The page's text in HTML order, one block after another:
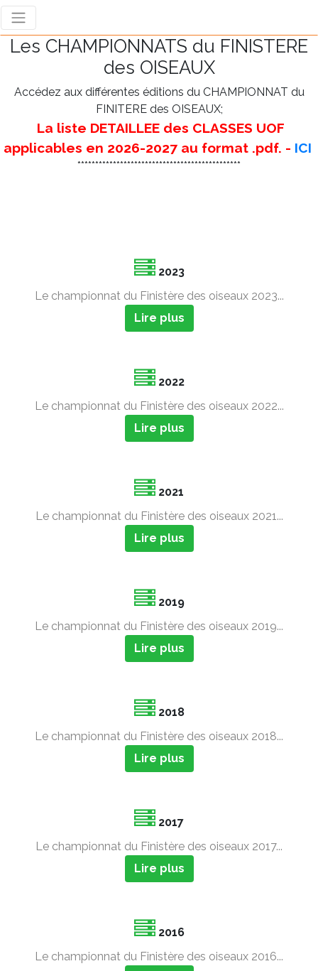
Les CHAMPIONNATS du FINISTERE
des OISEAUX
Accédez aux différentes éditions du CHAMPIONNAT du
FINITERE des OISEAUX;
La liste DETAILLEE des CLASSES UOF
applicables en 2026-2027 au format .pdf. - ICI
**********************************************
2023
Le championnat du Finistère des oiseaux 2023...
Lire plus
2022
Le championnat du Finistère des oiseaux 2022...
Lire plus
2021
Le championnat du Finistère des oiseaux 2021...
Lire plus
2019
Le championnat du Finistère des oiseaux 2019...
Lire plus
2018
Le championnat du Finistère des oiseaux 2018...
Lire plus
2017
Le championnat du Finistère des oiseaux 2017...
Lire plus
2016
Le championnat du Finistère des oiseaux 2016...